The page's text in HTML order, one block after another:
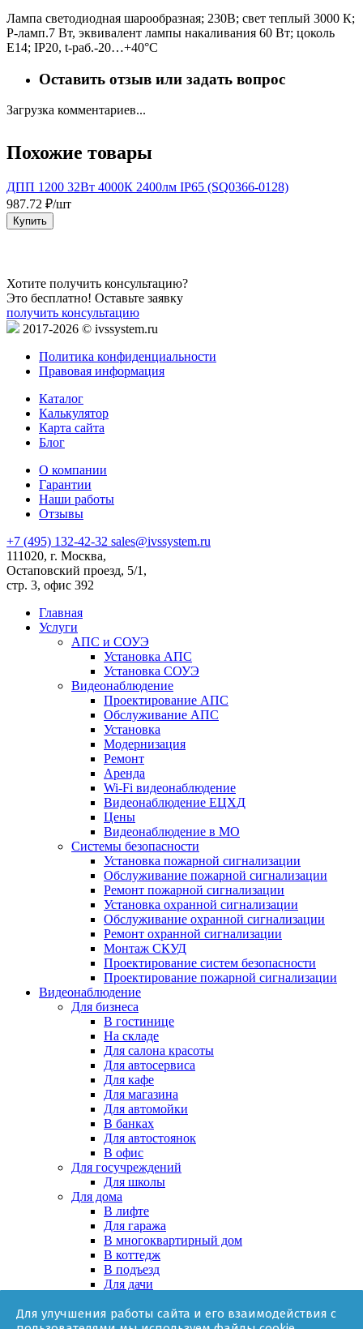
Лампа светодиодная шарообразная; 230В; свет теплый 3000 К;
P-ламп.7 Вт, эквивалент лампы накаливания 60 Вт; цоколь
E14; IP20, t-раб.-20…+40°C
Оставить отзыв или задать вопрос
Загрузка комментариев...
Похожие товары
ДПП 1200 32Вт 4000К 2400лм IP65 (SQ0366-0128)
987.72 ₽/шт
Купить
Хотите получить консультацию?
Это бесплатно! Оставьте заявку
получить консультацию
2017-2026 © ivssystem.ru
Политика конфиденциальности
Правовая информация
Каталог
Калькулятор
Карта сайта
Блог
О компании
Гарантии
Наши работы
Отзывы
+7 (495) 132-42-32 sales@ivssystem.ru
111020, г. Москва,
Остаповский проезд, 5/1,
стр. 3, офис 392
Для улучшения работы сайта и его взаимодействия с
Главная
Услуги
АПС и СОУЭ
Установка АПС
Установка СОУЭ
Видеонаблюдение
Проектирование АПС
Обслуживание АПС
Установка
Модернизация
Ремонт
Аренда
Wi-Fi видеонаблюдение
Видеонаблюдение ЕЦХД
Цены
Видеонаблюдение в МО
Системы безопасности
Установка пожарной сигнализации
Обслуживание пожарной сигнализации
Ремонт пожарной сигнализации
Установка охранной сигнализации
Обслуживание охранной сигнализации
Ремонт охранной сигнализации
Монтаж СКУД
Проектирование систем безопасности
Проектирование пожарной сигнализации
Видеонаблюдение
Для бизнеса
В гостинице
На складе
Для салона красоты
Для автосервиса
Для кафе
Для магазина
Для автомойки
В банках
Для автостоянок
В офис
Для госучреждений
Для школы
Для дома
В лифте
Для гаража
В многоквартирный дом
В коттедж
В подъезд
Для дачи
За няней